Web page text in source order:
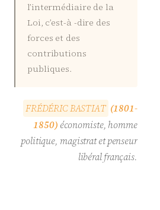
l’intermédiaire de la
Loi, c’est-à -dire des
forces et des
contributions
publiques.
FRÉDÉRICBASTIAT (1801-
1850) économiste, homme
politique, magistrat et penseur
libéral français.